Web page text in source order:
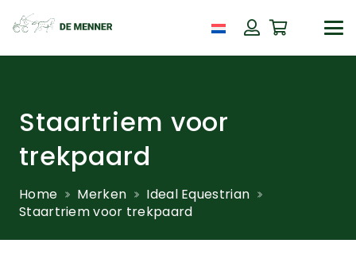
Staartriem voor
trekpaard
Home Merken
Ideal Equestrian
Staartriem voor trekpaard